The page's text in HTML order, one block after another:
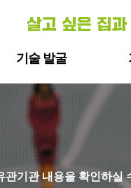
기술 발굴
신기술
기술개발
층간
관기관 내용을 확인하실